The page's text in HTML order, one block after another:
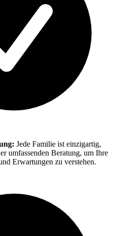
Jede Familie ist einzigartig,
umfassenden Beratung, um Ihre
Erwartungen zu verstehen.